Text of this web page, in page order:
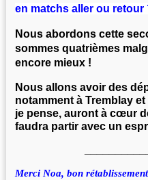
en matchs aller ou retour
Nous abordons cette
sommes quatrièmes
encore mieux !
Nous allons avoir des
notamment à Tremblay
je pense, auront à cœur
faudra partir avec un
Merci Noa, bon